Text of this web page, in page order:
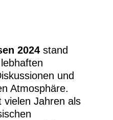
2024 stand
und
Atmosphäre.
vielen Jahren als